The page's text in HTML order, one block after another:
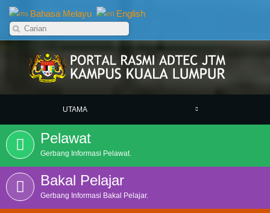
Bahasa Melayu English
UTAMA
Pelawat
Gerbang Informasi Pelawat.
Bakal Pelajar
Gerbang Informasi Bakal Pelajar.